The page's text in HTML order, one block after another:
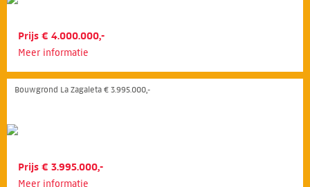
Prijs € 4.000.000,-
Meer informatie
Bouwgrond La Zagaleta € 3.995.000,-
Prijs € 3.995.000,-
Meer informatie